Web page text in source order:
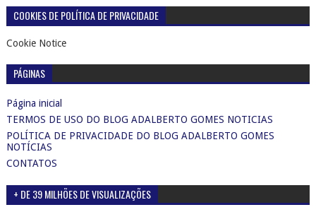
COOKIES DE POLÍTICA DE PRIVACIDADE
Cookie Notice
PÁGINAS
Página inicial
TERMOS DE USO DO BLOG ADALBERTO GOMES NOTICIAS
POLÍTICA DE PRIVACIDADE DO BLOG ADALBERTO GOMES
NOTÍCIAS
CONTATOS
+ DE 39 MILHÕES DE VISUALIZAÇÕES